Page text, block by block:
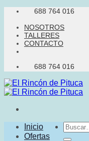
Saltar
contenido
688 764 016
NOSOTROS
TALLERES
CONTACTO
688 764 016
Buscar
por:
Inicio
Ofertas